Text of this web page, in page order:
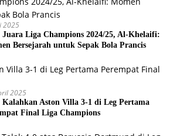
2025
Juara Liga Champions 2024/25, Al-Khelaifi:
Bersejarah untuk Sepak Bola Prancis
2025
Kalahkan Aston Villa 3-1 di Leg Pertama
Final Liga Champions